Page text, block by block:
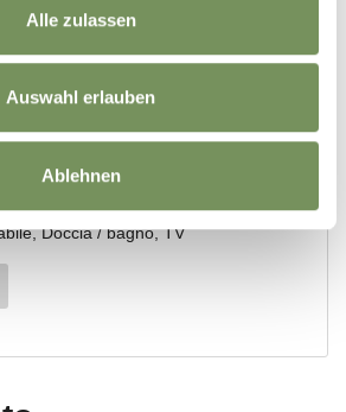
Alle zulassen
Auswahl erlauben
Ablehnen